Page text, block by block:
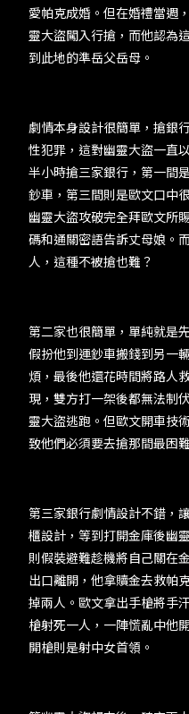
愛帕克成婚。但在婚禮當週
靈大盜闖入行搶，而他認為
到此地的準岳父岳母。
劇情本身設計很簡單，搶銀
性犯罪，這對幽靈大盜一直
半小時搶三家銀行，第一間
鈔車，第三間則是歐文口中
幽靈大盜攻破完全拜歐文所
碼和通關密語告訴丈母娘。
人，這種不被搶也難？
第二家也很簡單，單純就是
假扮他到運鈔車搬錢到另一
煩，最後他還花時間將路人
現，雙方打一架後都無法制
靈大盜逃跑。但歐文開車技
致他們必須要去搶那間最困
第三家銀行劇情設計不錯，
櫃設計，等到打開金庫後幽
則假裝避難趁機將自己關在
出口離開，他拿贖金去救帕
掉兩人。歐文拿出手槍將手
槍射死一人，一陣慌亂中他
開槍則是射中女首領。